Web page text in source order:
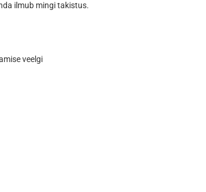
ilmub mingi takistus.
veelgi